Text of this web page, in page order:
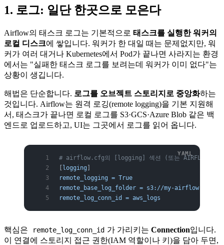
1. 로그: 일단 한곳으로 모은다
Airflow의 태스크 로그는 기본적으로 태스크를 실행한 워커의
로컬 디스크에 쌓입니다. 워커가 한 대일 때는 문제없지만, 워
커가 여러 대거나 Kubernetes에서 Pod가 끝나면 사라지는 환경
에서는 "실패한 태스크 로그를 보려는데 워커가 이미 없다"는
상황이 생깁니다.
해법은 단순합니다. 로그를 오브젝트 스토리지로 중앙화하는
것입니다. Airflow는 원격 로깅(remote logging)을 기본 지원해
서, 태스크가 끝나면 로컬 로그를 S3·GCS·Azure Blob 같은 백
엔드로 업로드하고, UI는 그곳에서 로그를 읽어 옵니다.
# airflow.cfg의 [logging] 섹션 (또는
[logging ]
remote_logging = True
remote_base_log_folder = s3://my-airflow-logs/
remote_log_conn_id = aws_logs
핵심은 remote_log_conn_id 가 가리키는Connection입니다.
이 연결에 스토리지 접근 권한(IAM 역할이나 키)을 담아 두면,